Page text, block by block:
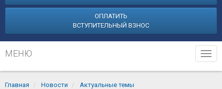
ОПЛАТИТЬ
ВСТУПИТЕЛЬНЫЙ ВЗНОС
МЕНЮ
Главная Новости
Актуальные темы